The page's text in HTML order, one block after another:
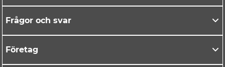
Frågor och svar
Företag